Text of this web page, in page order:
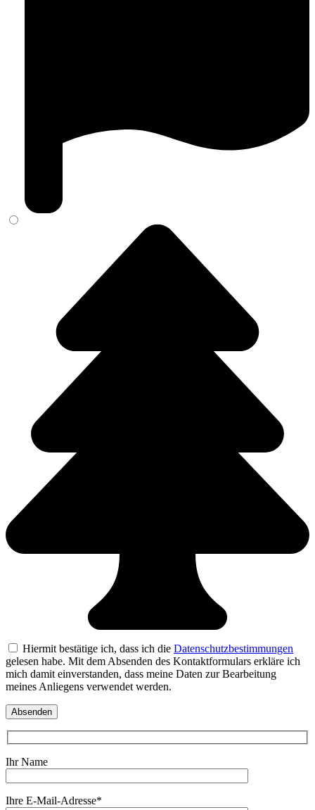
Hiermit bestätige ich, dass ich die Datenschutzbestimmungen
gelesen habe. Mit dem Absenden des Kontaktformulars erkläre ich
mich damit einverstanden, dass meine Daten zur Bearbeitung
meines Anliegens verwendet werden.
Ihr Name
Ihre E-Mail-Adresse*